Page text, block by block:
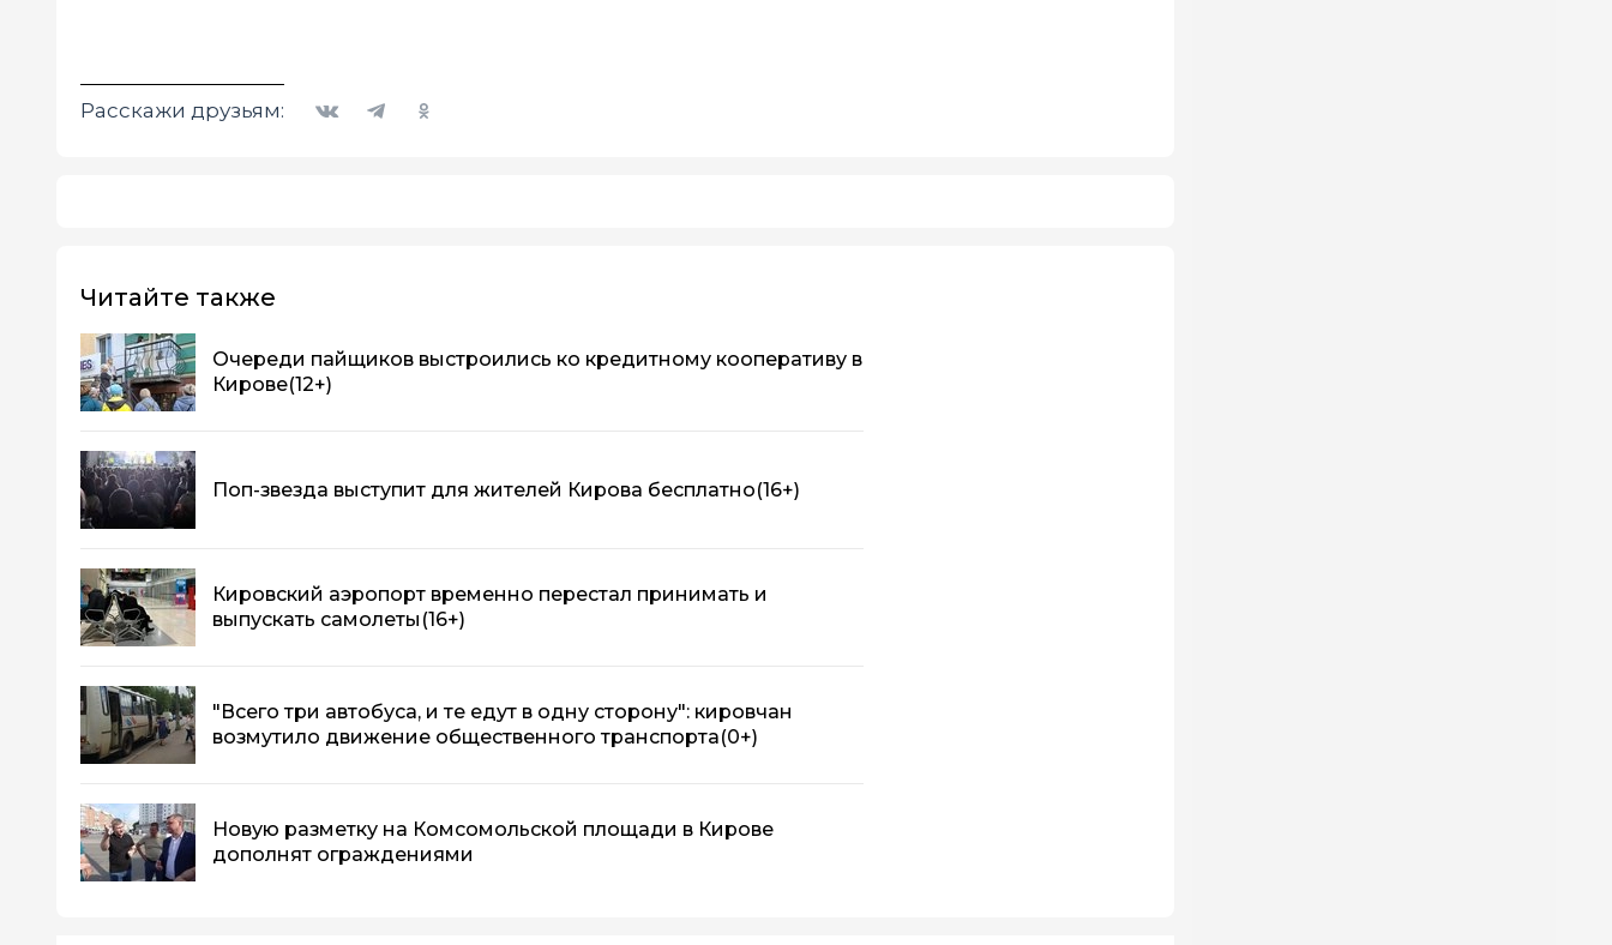
Расскажи друзьям:
Читайте также
Очереди пайщиков выстроились ко кредитному кооперативу в
Кирове(12+)
Поп-звезда выступит для жителей Кирова бесплатно(16+)
Кировский аэропорт временно перестал принимать и
выпускать самолеты (16+)
"Всего три автобуса, и те едут в одну сторону": кировчан
возмутило движение общественного транспорта(0+)
Новую разметку на Комсомольской площади в Кирове
дополнят ограждениями